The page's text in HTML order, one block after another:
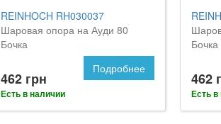
REINHOCH RH030037
Шаровая опора на Ауди 80
Бочка
462 грн
Есть в наличии
Подробнее
Бочка
462
Есть